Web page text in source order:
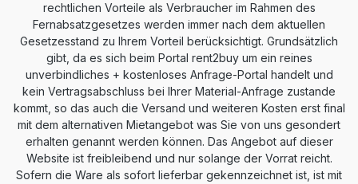
rechtlichen Vorteile als Verbraucher im Rahmen des
Fernabsatzgesetzes werden immer nach dem aktuellen
Gesetzesstand zu Ihrem Vorteil berücksichtigt. Grundsätzlich
gibt, da es sich beim Portal rent2buy um ein reines
unverbindliches + kostenloses Anfrage-Portal handelt und
kein Vertragsabschluss bei Ihrer Material-Anfrage zustande
kommt, so das auch die Versand und weiteren Kosten erst final
mit dem alternativen Mietangebot was Sie von uns gesondert
erhalten genannt werden können. Das Angebot auf dieser
Website ist freibleibend und nur solange der Vorrat reicht.
Sofern die Ware als sofort lieferbar gekennzeichnet ist, ist mit